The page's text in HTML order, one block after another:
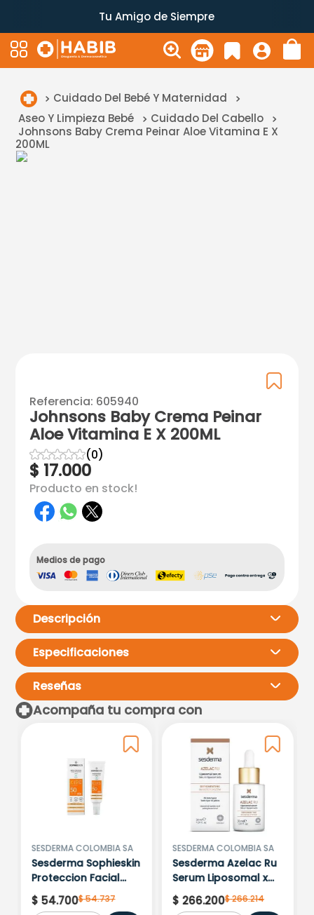
Tu Amigo de Siempre
Cuidado Del Bebé Y Maternidad
Aseo Y Limpieza Bebé
Cuidado Del Cabello
Johnsons Baby Crema Peinar Aloe Vitamina E X
200ML
Referencia: 605940
Johnsons Baby Crema Peinar
Aloe Vitamina E X 200ML
☆☆☆☆☆(0)
$ 17.000
Producto en stock!
Medios de pago
Descripción
Especificaciones
Reseñas
Por favor, inicia sesión para
escribir un comentario.
Más reciente
Acompaña tu compra con
SESDERMA COLOMBIA SA
Sesderma Sophieskin
Proteccion Facial
Kids Hypoallergenic
Spf 500 Moisturising
$ 54.700$54.737
SESDERMA COLOMBIA SA
Sesderma Azelac Ru
Serum Liposomal x
30ml
$ 266.200$266.214